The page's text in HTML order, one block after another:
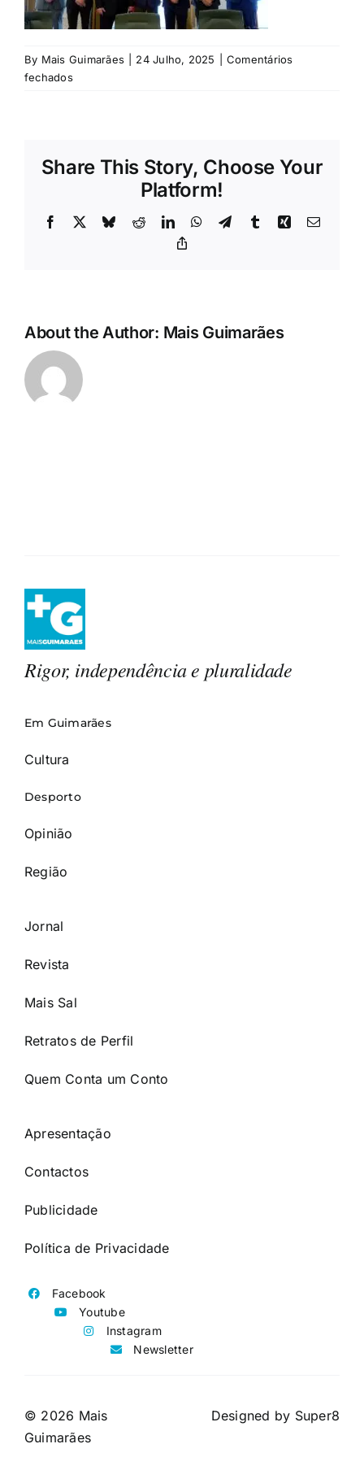
Rubricas
Jornal
By Mais Guimarães 24 Julho, 2025
Comentários
fechadosem
Share This Story, Choose Your
Platform!
Facebook BlueskyRedditLinkedInWhatsApp
TelegramTumblrXing Email
About the Author: Mais Guimarães
Rigor, independência e pluralidade
Em Guimarães
Cultura
Desporto
Opinião
Região
Jornal
Revista
Mais Sal
Retratos de Perfil
Quem Conta um Conto
Apresentação
Contactos
Publicidade
Política de Privacidade
Facebook
Youtube
Instagram
Newsletter
© 2026 Mais
Guimarães
Designed by Super8